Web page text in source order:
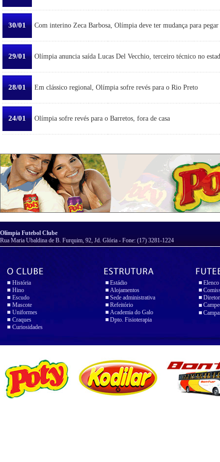
30/01 Com interino Zeca Barbosa, Olímpia deve ter mudança para pegar
29/01 Olímpia anuncia saída Lucas Del Vecchio, terceiro técnico no
28/01 Em clássico regional, Olímpia sofre revés para o Rio Preto
24/01 Olímpia sofre revés para o Barretos, fora de casa
Olímpia Futebol Clube
Rua Maria Ubaldina de B. Furquim, 92, Jd. Glória - Fone: (17) 3281-1224
História
Hino
Escudo
Mascote
Uniformes
Craques
Curiosidades
Estádio
Alojamentos
Sede administrativa
Refeitório
Academia do Galo
Dpto. Fisioterapia
Elenco